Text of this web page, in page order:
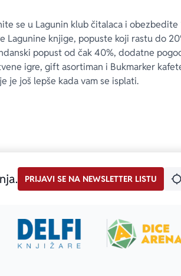
se u Lagunin klub čitalaca i obezbedite
Lagunine knjige, popuste koji rastu do
popust od čak 40%, dodatne
igre, gift asortiman i Bukmarker
je još lepše kada vam se isplati.
PRIJAVI SE NA NEWSLETTER LISTU